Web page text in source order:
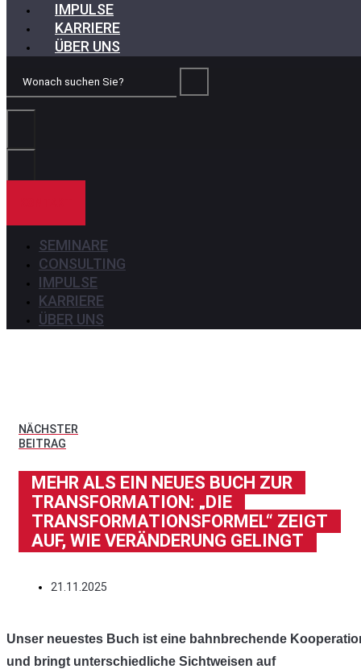
IMPULSE
KARRIERE
ÜBER UNS
Wonach
Sie?
SEMINARE
CONSULTING
IMPULSE
KARRIERE
ÜBER UNS
NÄCHSTER
BEITRAG
MEHR ALS EIN NEUES BUCH ZUR
TRANSFORMATION: „DIE
TRANSFORMATIONSFORMEL“ ZEIGT
AUF, WIE VERÄNDERUNG GELINGT
21.11.2025
Unser neuestes Buch ist eine bahnbrechende
und bringt unterschiedliche Sichtweisen auf